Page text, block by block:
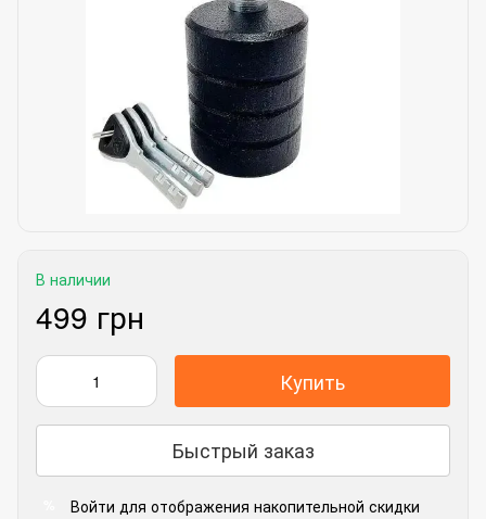
В наличии
499 грн
Купить
Быстрый заказ
Войти для отображения накопительной скидки